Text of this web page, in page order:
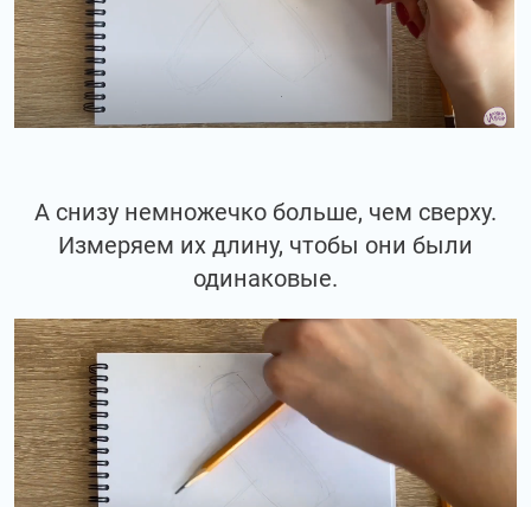
А снизу немножечко больше, чем сверху.
Измеряем их длину, чтобы они были
одинаковые.